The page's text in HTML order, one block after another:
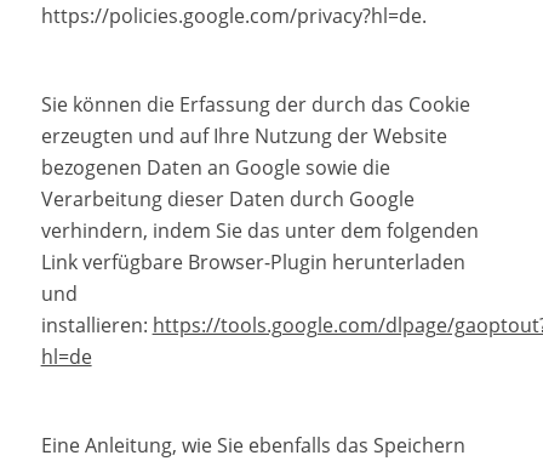
https://policies.google.com/privacy?hl=de.
Sie können die Erfassung der durch das Cookie
erzeugten und auf Ihre Nutzung der Website
bezogenen Daten an Google sowie die
Verarbeitung dieser Daten durch Google
verhindern, indem Sie das unter dem folgenden
Link verfügbare Browser-Plugin herunterladen
und
installieren: https://tools.google.com/dlpage/
hl=de
Eine Anleitung, wie Sie ebenfalls das Speichern